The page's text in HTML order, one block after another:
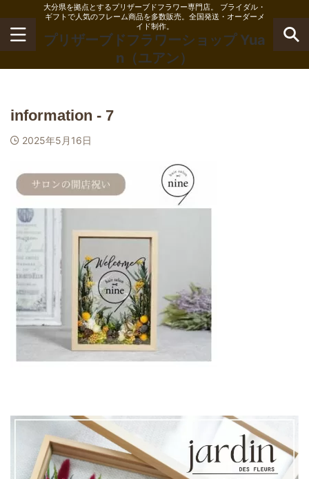
大分県を拠点とするプリザーブドフラワー専門店。 ブライダル・
ギフトで人気のフレーム商品を多数販売。全国発送・オーダーメ
イド制作。
プリザーブドフラワーショップ Yua
n（ユアン）
information - 7
2025年5月16日